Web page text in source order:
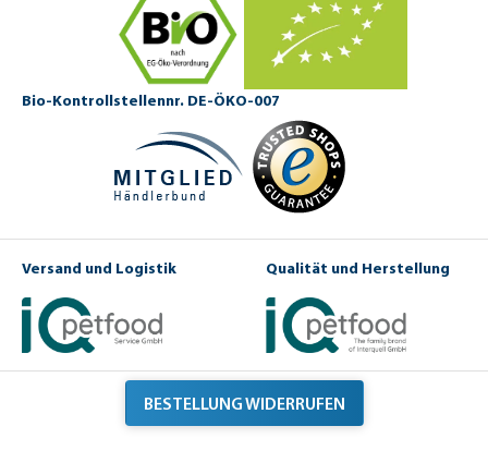
Bio-Kontrollstellennr. DE-ÖKO-007
Versand und Logistik Qualität und Herstellung
BESTELLUNG WIDERRUFEN